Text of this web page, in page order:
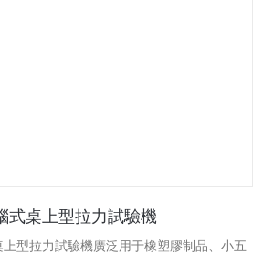
式桌上型拉力試驗機
型拉力試驗機廣泛用于橡塑膠制品、小五